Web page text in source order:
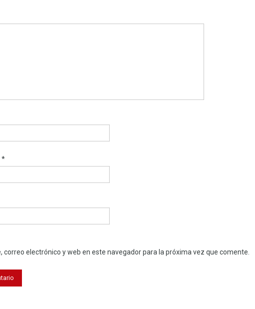
*
correo electrónico y web en este navegador para la próxima vez que comente.